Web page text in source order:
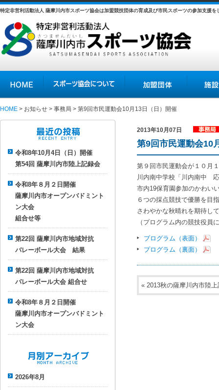
特定非営利活動法人 薩摩川内市スポーツ協会は加盟競技団体の育成及び市民スポーツの参加支援を
スポーツ協会について 加盟団体
HOME > お知らせ > 事務局 > 第9回市民運動会10月13日（日）開催
令和8年10月4日（日）開催
第54回 薩摩川内市陸上記録会
令和8年８月２日開催
薩摩川内市オープンバドミント
ン大会
組合せ等
第22回 薩摩川内市地域対抗
バレーボール大会 結果
第22回 薩摩川内市地域対抗
バレーボール大会 組合せ
令和8年８月２日開催
薩摩川内市オープンバドミント
ン大会
2026年8月
2013年10月07日
事務局
第9回市民運動会10
第９回市民運動会が１０月
川内南中学校「川内南中
市内19保育園参加のかわい
６つの採点競技で優勝を目
さわやかな秋晴れを期待し
（プログラム内の競技役員
プログラム（表面）
プログラム（裏面）
« 2013秋の薩摩川内市陸